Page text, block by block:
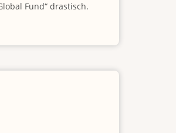
Fund“ drastisch.